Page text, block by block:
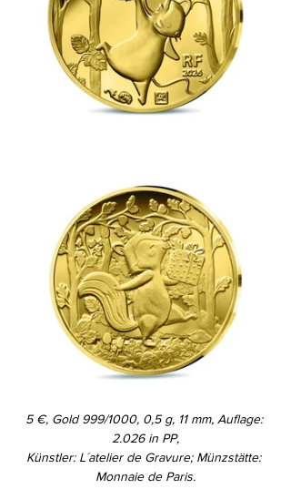
5 €, Gold 999/1000, 0,5 g, 11 mm, Auflage:
2.026 in PP,
Künstler: L´atelier de Gravure; Münzstätte:
Monnaie de Paris.